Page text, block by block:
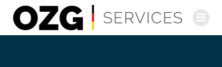
Inhalt